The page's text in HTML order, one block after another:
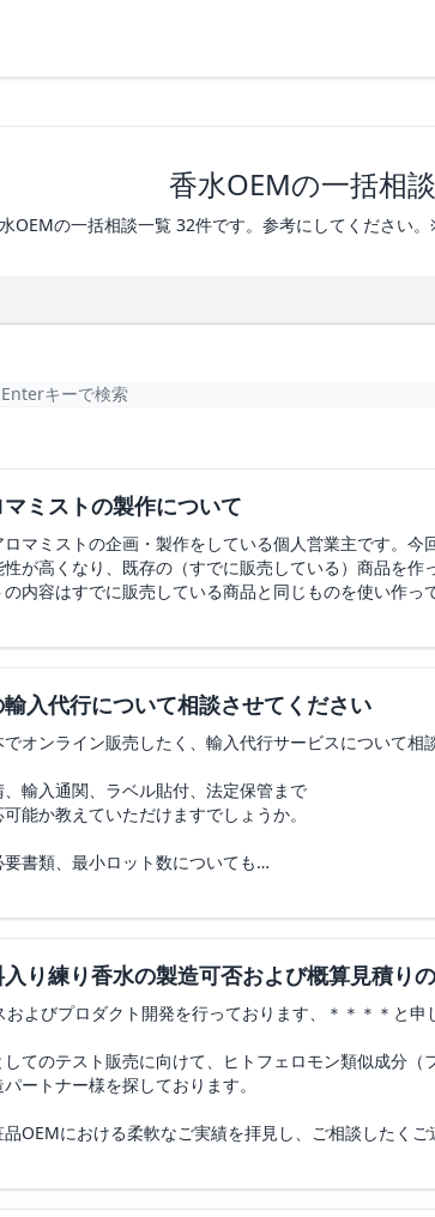
香水OEMの一括相
OEMの一括相談一覧 32件です。参考にしてください
ミストの製作について
マミストの企画・製作をしている個人営業主です。
が高くなり、既存の（すでに販売している）商品を
の内容はすでに販売している商品と同じものを使い作っ
入代行について相談させてください
オンライン販売したく、輸入代行サービスについて相
輸入通関、ラベル貼付、法定保管まで
能か教えていただけますでしょうか。
書類、最小ロット数についても
幸いです。
いたします。
り練り香水の製造可否および概算見積り
よびプロダクト開発を行っております、＊＊＊＊と申
てのテスト販売に向けて、ヒトフェロモン類似成分
ートナー様を探しております。
OEMにおける柔軟なご実績を拝見し、ご相談したくご
ります。